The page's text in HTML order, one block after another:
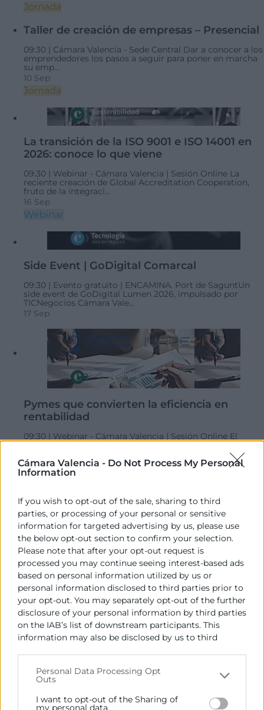
Cámara Valencia - Do Not Process My Personal
Information
If you wish to opt-out of the sale, sharing to third
parties, or processing of your personal or sensitive
information for targeted advertising by us, please use
the below opt-out section to confirm your selection.
Please note that after your opt-out request is
processed you may continue seeing interest-based ads
based on personal information utilized by us or
personal information disclosed to third parties prior to
your opt-out. You may separately opt-out of the further
disclosure of your personal information by third parties
on the IAB’s list of downstream participants. This
information may also be disclosed by us to third
Please note that this website/app uses one or more
Google services and may gather and store information
including but not limited to your visit or usage
Personal Data Processing Opt
Outs
I want to opt-out of the Sharing of
my personal data.
Jornada
Taller de creación de empresas – Presencial
09:30 | Cámara Valencia - Sede Central Dar a conocer a los
emprendedores los pasos a seguir para poner en marcha
su emp...
10 Sep
Jornada
La transición de la ISO 9001 e ISO 14001 en
2026: conoce lo que viene
09:30 | Webinar - Cámara Valencia | Sesión Online La
reciente creación de Global Accreditation Cooperation,
fruto de la integraci...
16 Sep
Webinar
Side Event | GoDigital Comarcal
09:30 | Evento gratuito | ENCAMINA. Port de Sagunt​Un
side event de GoDigital Lumen 2026, impulsado por
TICNegocios Cámara Vale...
17 Sep
Pymes que convierten la eficiencia en
rentabilidad
09:30 | Webinar - Cámara Valencia | Sesión Online El
webinar, en formato online, aborda cómo la sostenibilidad
17 Sep
Webinar
Social Commerce: Destino Costa Rica
10:30 | Gratuito |Cámara Valencia - C. del Poeta Querol, 15
- Aula 4 - 3ª Planta Conocer el mundo digital
costarricense para orientar las estrategias y acciones ...
18 Sep
Taller
4›